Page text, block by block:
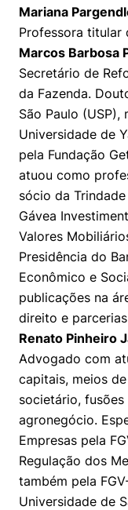
Mariana
Professora titular
Marcos Barbosa
Secretário de
da Fazenda.
São Paulo
Universidade de
pela Fundação
atuou como
sócio da
Gávea
Valores
Presidência do
Econômico e
publicações na
direito e
Renato Pinheiro
Advogado com
capitais, meios
societário,
agronegócio.
Empresas pela
Regulação dos
também pela
Universidade de